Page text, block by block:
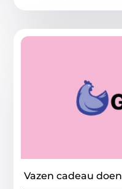
Vazen cadeau doen